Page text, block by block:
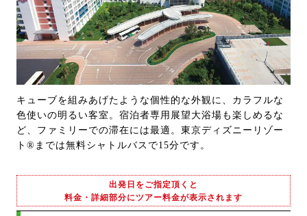
キューブを組みあげたような個性的な外観に、カラフルな
色使いの明るい客室。宿泊者専用展望大浴場も楽しめるな
ど、ファミリーでの滞在には最適。東京ディズニーリゾー
ト®までは無料シャトルバスで15分です。
出発日をご指定頂くと
料金・詳細部分にツアー料金が表示されます